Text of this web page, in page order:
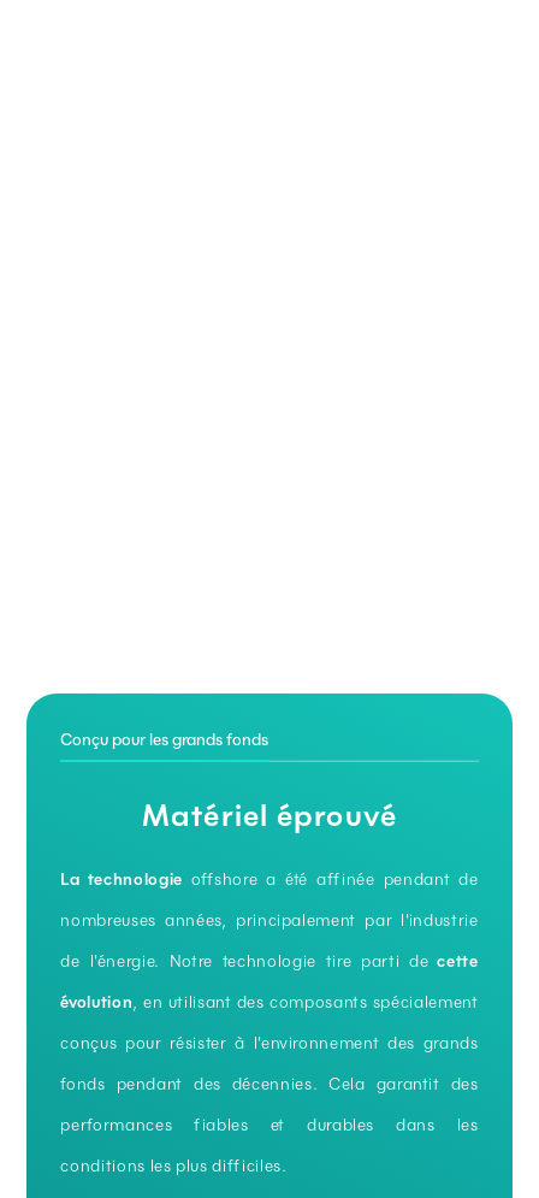
Conçu pour les grands fonds
Matériel éprouvé
La technologie offshore a été affinée pendant de
nombreuses années, principalement par l'industrie
de l'énergie. Notre technologie tire parti de cette
évolution , en utilisant des composants spécialement
conçus pour résister à l'environnement des grands
fonds pendant des décennies. Cela garantit des
performances fiables et durables dans les
conditions les plus difficiles.